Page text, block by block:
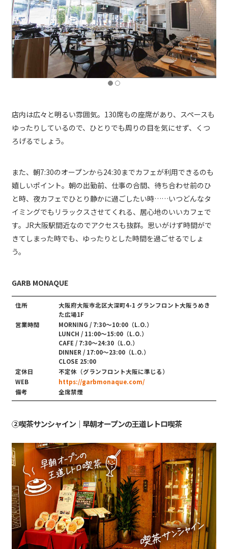
店内は広々と明るい雰囲気。130席もの座席があり、スペースも
ゆったりしているので、ひとりでも周りの目を気にせず、くつ
ろげるでしょう。
また、朝7:30のオープンから24:30までカフェが利用できるのも
嬉しいポイント。朝の出勤前、仕事の合間、待ち合わせ前のひ
と時、夜カフェでひとり静かに過ごしたい時……いつどんなタ
イミングでもリラックスさせてくれる、居心地のいいカフェで
す。JR大阪駅間近なのでアクセスも抜群。思いがけず時間がで
きてしまった時でも、ゆったりとした時間を過ごせるでしょ
う。
GARB MONAQUE
住所
大阪府大阪市北区大深町4-1 グランフロント大阪うめき
た広場1F
営業時間
MORNING / 7:30〜10:00（L.O.）
LUNCH / 11:00〜15:00（L.O.）
CAFE / 7:30〜24:30（L.O.）
DINNER / 17:00〜23:00（L.O.）
CLOSE 25:00
定休日
不定休（グランフロント大阪に準じる）
WEB
https://garbmonaque.com/
備考
全席禁煙
②喫茶サンシャイン｜早朝オープンの王道レトロ喫茶